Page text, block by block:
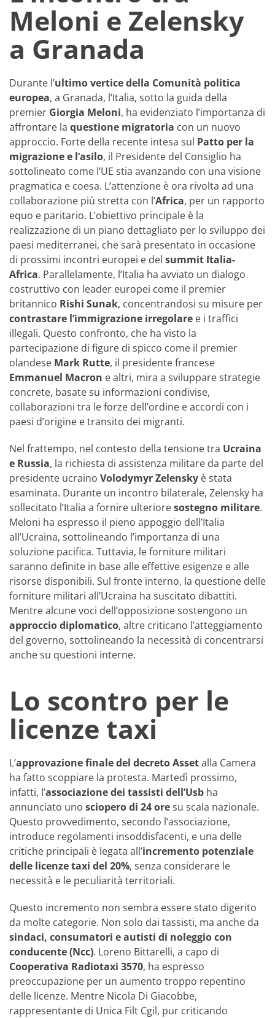
Meloni e Zelensky
a Granada
Durante l’ultimo vertice della Comunità politica
europea, a Granada, l’Italia, sotto la guida della
premier Giorgia Meloni, ha evidenziato l’importanza di
affrontare la questione migratoria con un nuovo
approccio. Forte della recente intesa sul Patto per la
migrazione e l’asilo, il Presidente del Consiglio ha
sottolineato come l’UE stia avanzando con una visione
pragmatica e coesa. L’attenzione è ora rivolta ad una
collaborazione più stretta con l’Africa, per un rapporto
equo e paritario. L’obiettivo principale è la
realizzazione di un piano dettagliato per lo sviluppo dei
paesi mediterranei, che sarà presentato in occasione
di prossimi incontri europei e del summit Italia-
Africa. Parallelamente, l’Italia ha avviato un dialogo
costruttivo con leader europei come il premier
britannico Rishi Sunak, concentrandosi su misure per
contrastare l’immigrazione irregolare e i traffici
illegali. Questo confronto, che ha visto la
partecipazione di figure di spicco come il premier
olandese Mark Rutte, il presidente francese
Emmanuel Macron e altri, mira a sviluppare strategie
concrete, basate su informazioni condivise,
collaborazioni tra le forze dell’ordine e accordi con i
paesi d’origine e transito dei migranti.
Nel frattempo, nel contesto della tensione tra Ucraina
e Russia, la richiesta di assistenza militare da parte del
presidente ucraino Volodymyr Zelensky è stata
esaminata. Durante un incontro bilaterale, Zelensky ha
sollecitato l’Italia a fornire ulterioresostegno militare.
Meloni ha espresso il pieno appoggio dell’Italia
all’Ucraina, sottolineando l’importanza di una
soluzione pacifica. Tuttavia, le forniture militari
saranno definite in base alle effettive esigenze e alle
risorse disponibili. Sul fronte interno, la questione delle
forniture militari all’Ucraina ha suscitato dibattiti.
Mentre alcune voci dell’opposizione sostengono un
approccio diplomatico, altre criticano l’atteggiamento
del governo, sottolineando la necessità di concentrarsi
anche su questioni interne.
Lo scontro per le
licenze taxi
L’approvazione finale del decreto Assetalla Camera
ha fatto scoppiare la protesta. Martedì prossimo,
infatti, l’associazione dei tassisti dell’Usb ha
annunciato uno sciopero di 24 oresu scala nazionale.
Questo provvedimento, secondo l’associazione,
introduce regolamenti insoddisfacenti, e una delle
critiche principali è legata all’incremento potenziale
delle licenze taxi del 20%, senza considerare le
necessità e le peculiarità territoriali.
Questo incremento non sembra essere stato digerito
da molte categorie. Non solo dai tassisti, ma anche da
sindaci, consumatori e autisti di noleggio con
conducente (Ncc). Loreno Bittarelli, a capo di
Cooperativa Radiotaxi 3570, ha espresso
preoccupazione per un aumento troppo repentino
delle licenze. Mentre Nicola Di Giacobbe,
rappresentante di Unica Filt Cgil, pur criticando